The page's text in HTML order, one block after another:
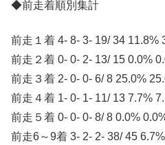
◆前走着順別集計
前走１着 4- 8- 3- 19/ 34 11.8%
前走２着 0- 0- 2- 13/ 15 0.0%
前走３着 2- 0- 0- 6/ 8 25.0%
前走４着 1- 0- 1- 11/ 13 7.7%
前走５着 0- 0- 0- 8/ 8 0.0%
前走6～9着 3- 2- 2- 38/ 45